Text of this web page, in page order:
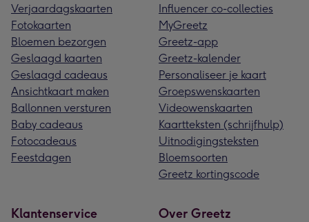
Verjaardagskaarten
Fotokaarten
Bloemen bezorgen
Geslaagd kaarten
Geslaagd cadeaus
Ansichtkaart maken
Ballonnen versturen
Baby cadeaus
Fotocadeaus
Feestdagen
Influencer co-collecties
MyGreetz
Greetz-app
Greetz-kalender
Personaliseer je kaart
Groepswenskaarten
Videowenskaarten
Kaartteksten (schrijfhulp)
Uitnodigingsteksten
Bloemsoorten
Greetz kortingscode
Klantenservice Over Greetz